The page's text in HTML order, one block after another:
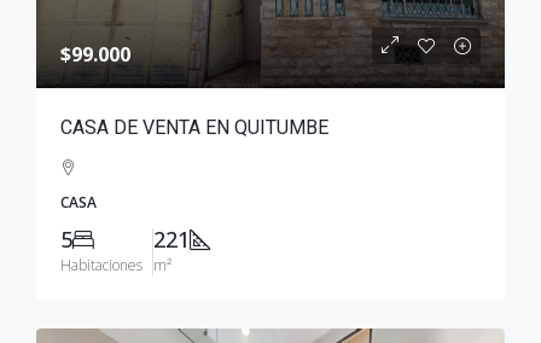
$99.000
CASA DE VENTA EN QUITUMBE
CASA
5
Habitaciones
221
m²